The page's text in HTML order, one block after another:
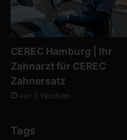
CEREC Hamburg | Ihr
Zahnarzt für CEREC
Zahnersatz
vor 3 Wochen
Tags